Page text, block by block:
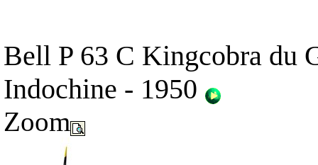
Bell P 63 C Kingcobra du
Indochine - 1950
Zoom